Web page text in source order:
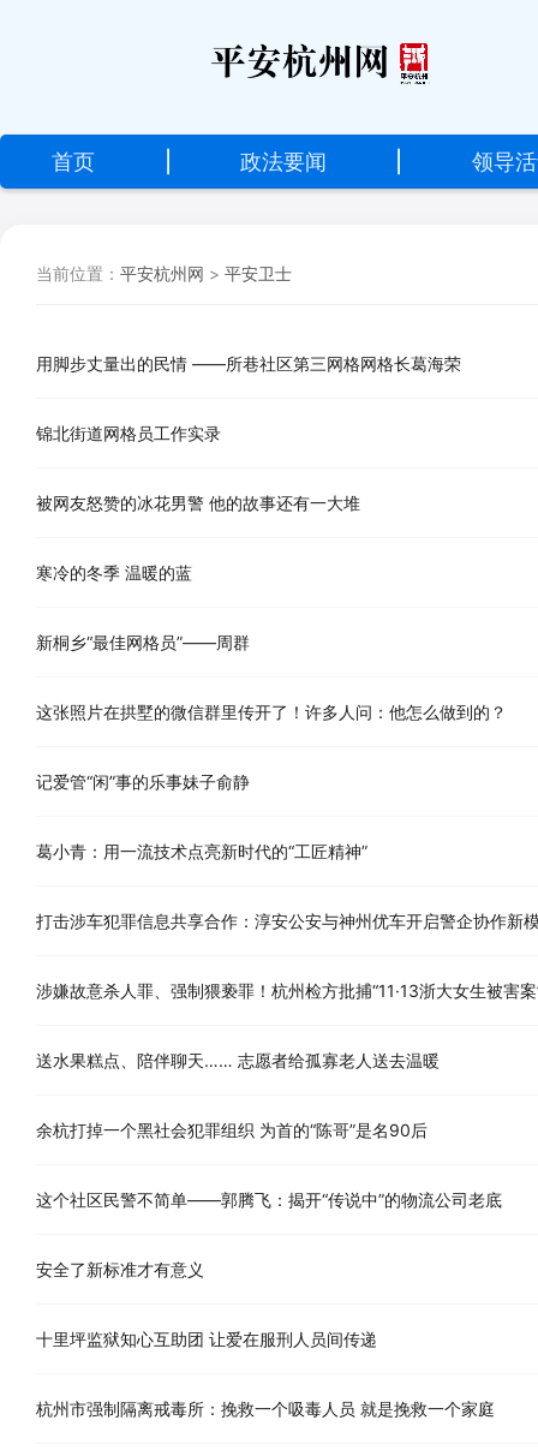
首
页
首页 政法要闻 领导
当前位置： 平安杭州网 > 平安卫士
用脚步丈量出的民情 ——所巷社区第三网格网格长葛海荣
锦北街道网格员工作实录
被网友怒赞的冰花男警 他的故事还有一大堆
寒冷的冬季 温暖的蓝
新桐乡“最佳网格员”——周群
这张照片在拱墅的微信群里传开了！许多人问：他怎么做到的？
记爱管“闲”事的乐事妹子俞静
葛小青：用一流技术点亮新时代的“工匠精神”
打击涉车犯罪信息共享合作：淳安公安与神州优车开启警企协作新
涉嫌故意杀人罪、强制猥亵罪！杭州检方批捕“11·13浙大女生被害
送水果糕点、陪伴聊天…… 志愿者给孤寡老人送去温暖
余杭打掉一个黑社会犯罪组织 为首的“陈哥”是名90后
这个社区民警不简单——郭腾飞：揭开“传说中”的物流公司老底
安全了新标准才有意义
十里坪监狱知心互助团 让爱在服刑人员间传递
杭州市强制隔离戒毒所：挽救一个吸毒人员 就是挽救一个家庭